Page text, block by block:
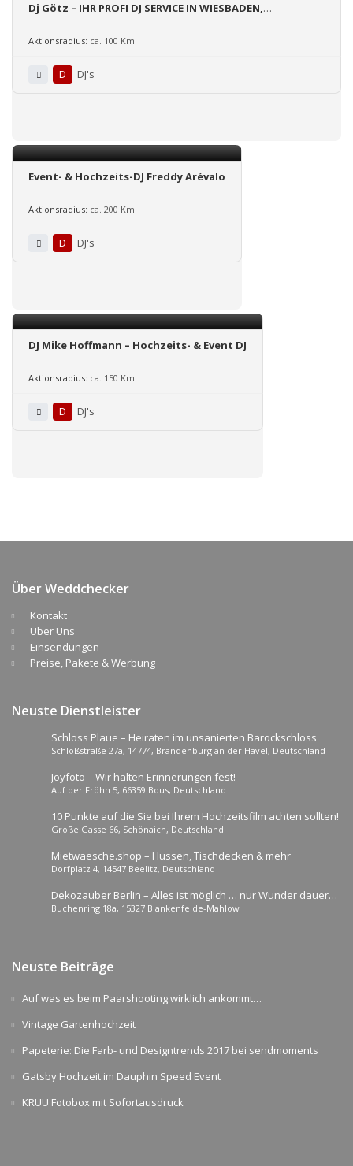
Dj Götz – IHR PROFI DJ SERVICE IN WIESBADEN,
Aktionsradius: ca. 100 Km
D DJ's
Event- & Hochzeits-DJ Freddy Arévalo
Aktionsradius: ca. 200 Km
D DJ's
DJ Mike Hoffmann – Hochzeits- & Event DJ
Aktionsradius: ca. 150 Km
D DJ's
Über Weddchecker
Kontakt
Über Uns
Einsendungen
Preise, Pakete & Werbung
Neuste Dienstleister
Schloss Plaue – Heiraten im unsanierten Barockschloss
Schloßstraße 27a, 14774, Brandenburg an der Havel, Deutschland
Joyfoto – Wir halten Erinnerungen fest!
Auf der Fröhn 5, 66359 Bous, Deutschland
10 Punkte auf die Sie bei Ihrem Hochzeitsfilm achten sollten!
Große Gasse 66, Schönaich, Deutschland
Mietwaesche.shop – Hussen, Tischdecken & mehr
Dorfplatz 4, 14547 Beelitz, Deutschland
Dekozauber Berlin – Alles ist möglich … nur Wunder dauern
etwas länger.
Buchenring 18a, 15327 Blankenfelde-Mahlow
Neuste Beiträge
Auf was es beim Paarshooting wirklich ankommt…
Vintage Gartenhochzeit
Papeterie: Die Farb- und Designtrends 2017 bei sendmoments
Gatsby Hochzeit im Dauphin Speed Event
KRUU Fotobox mit Sofortausdruck